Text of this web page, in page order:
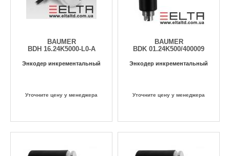
BAUMER
BDH 16.24K5000-L0-A
Энкодер инкрементальный
Уточните цену у менеджера
BAUMER
BDK 01.24K500/400009
Энкодер инкрементальный
Уточните цену у менеджера